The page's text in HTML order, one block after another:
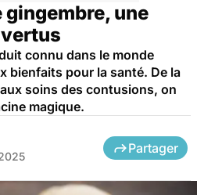
une
connu dans le monde
bienfaits pour la santé. De la
soins des contusions, on
magique.
Partager